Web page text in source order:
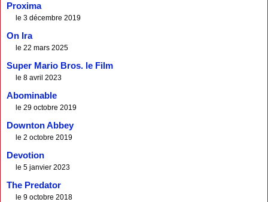
Proxima
le 3 décembre 2019
On Ira
le 22 mars 2025
Super Mario Bros. le Film
le 8 avril 2023
Abominable
le 29 octobre 2019
Downton Abbey
le 2 octobre 2019
Devotion
le 5 janvier 2023
The Predator
le 9 octobre 2018